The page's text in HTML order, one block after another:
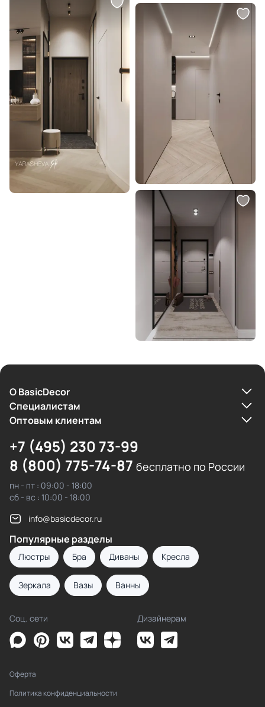
О BasicDecor
Cпециалистам
Оптовым клиентам
+7 (495) 230 73-99
8 (800) 775-74-87 бесплатно по России
пн - пт : 09:00 - 18:00
сб - вс : 10:00 - 18:00
info@basicdecor.ru
Популярные разделы
Люстры Бра Диваны Кресла
Зеркала Вазы Ванны
Соц. сети Дизайнерам
Оферта
Политика конфиденциальности